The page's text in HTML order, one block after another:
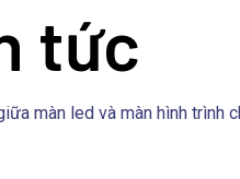
tức
màn led và màn hình trình